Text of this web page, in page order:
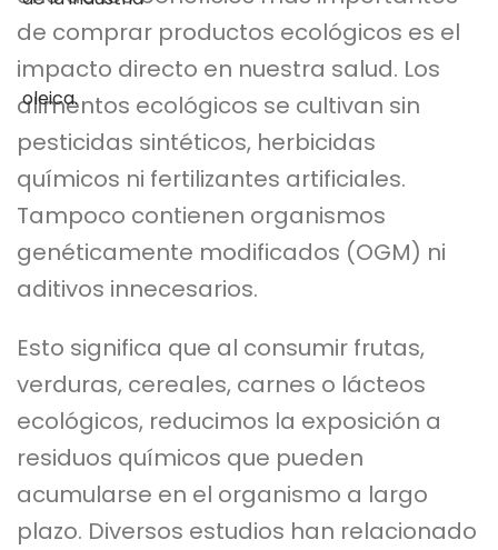
de comprar productos ecológicos es el
impacto directo en nuestra salud. Los
alimentos ecológicos se cultivan sin
pesticidas sintéticos, herbicidas
químicos ni fertilizantes artificiales.
Tampoco contienen organismos
genéticamente modificados (OGM) ni
aditivos innecesarios.
Esto significa que al consumir frutas,
verduras, cereales, carnes o lácteos
ecológicos, reducimos la exposición a
residuos químicos que pueden
acumularse en el organismo a largo
plazo. Diversos estudios han relacionado